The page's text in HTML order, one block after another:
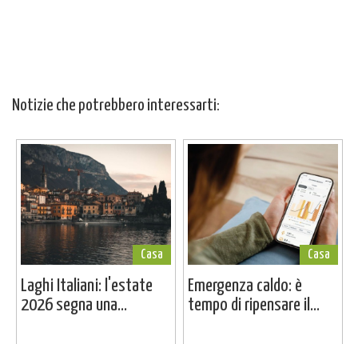
Notizie che potrebbero interessarti:
Casa
Laghi Italiani: l'estate
2026 segna una...
Casa
Emergenza caldo: è
tempo di ripensare il...